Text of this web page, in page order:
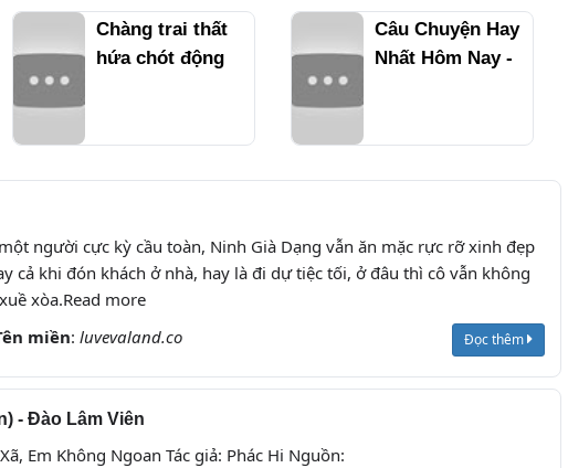
Chàng trai thất
hứa chót động
giám hộ lạnh
Câu Chuyện Hay
Nhất Hôm Nay -
Truyện Hôn
người cực kỳ cầu toàn, Ninh Già Dạng vẫn ăn mặc rực rỡ xinh đẹp
cả khi đón khách ở nhà, hay là đi dự tiệc tối, ở đâu thì cô vẫn không
xòa.Read more
miền: luvevaland.co Đọc thêm
- Đào Lâm Viên
Em Không Ngoan Tác giả: Phác Hi Nguồn: